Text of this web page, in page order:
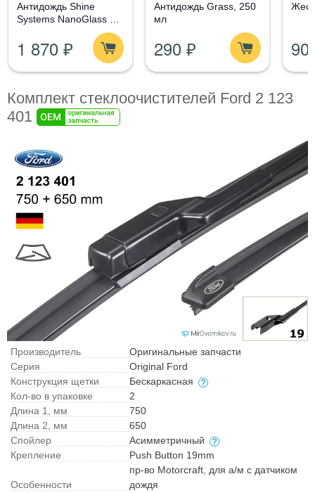
Aнтидождь Shine
Systems NanoGlass Kit
- Набор по уходу за
стеклом
1 870 ₽
Антидождь Grass, 250
мл
290 ₽ 90
Комплект стеклоочистителей Ford 2 123
401
Производитель
Оригинальные запчасти
Серия
Original Ford
Конструкция щетки
Бескаркасная
Кол-во в упаковке
2
Длина 1, мм
750
Длина 2, мм
650
Спойлер
Асимметричный
Крепление
Push Button 19mm
Особенности
пр-во Motorcraft, для а/м с датчиком
дождя